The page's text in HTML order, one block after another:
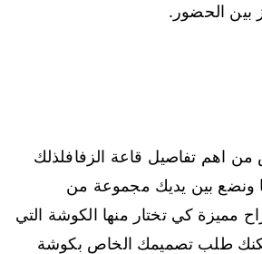
بين الحضور.
اهم تفاصيل قاعة الزفافلذلك
ونضع بين يديك مجموعة من
مميزة كي تختار منها الكوشة التي
طلب تصميمك الخاص بكوشة